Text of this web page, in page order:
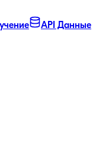
API Данные